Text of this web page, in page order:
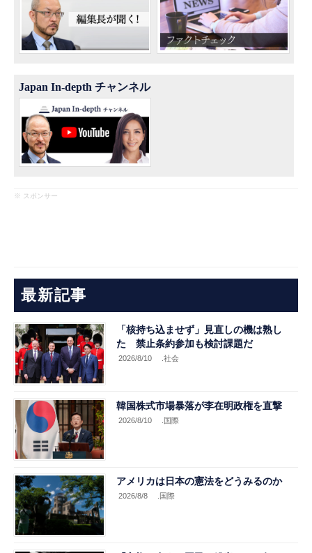
Japan In-depth チャンネル
※ スポンサー
最新記事
「核持ち込ませず」見直しの機は熟し
た 禁止条約参加も検討課題だ
2026/8/10 .社会
韓国株式市場暴落が李在明政権を直撃
2026/8/10 .国際
アメリカは日本の憲法をどうみるのか
2026/8/8 .国際